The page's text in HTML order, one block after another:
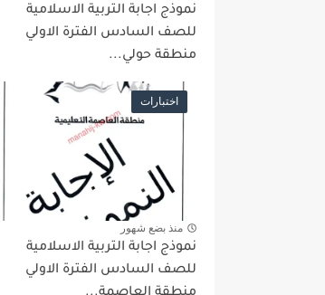
نموذج اجابة التربية الاسلامية
للصف السادس الفترة الاولي
منطقة حولي...
اختبارات
منذ بضع شهور
نموذج اجابة التربية الاسلامية
للصف السادس الفترة الاولي